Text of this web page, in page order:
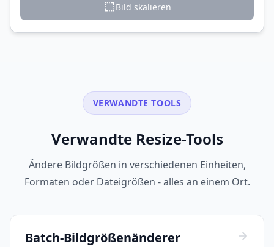
Bild skalieren
VERWANDTE TOOLS
Verwandte Resize-Tools
Ändere Bildgrößen in verschiedenen Einheiten,
Formaten oder Dateigrößen - alles an einem Ort.
Batch-Bildgrößenänderer